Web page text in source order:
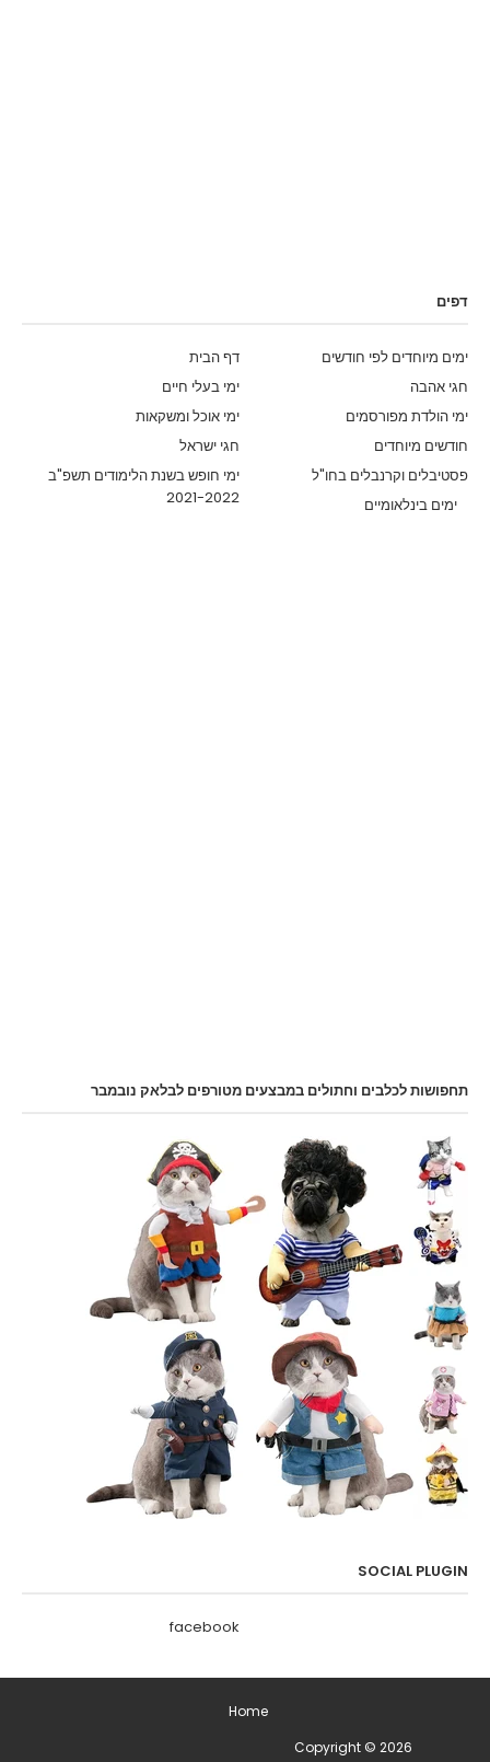
דפים
דף הבית
ימים מיוחדים לפי חודשים
ימי בעלי חיים
חגי אהבה
ימי אוכל ומשקאות
ימי הולדת מפורסמים
חגי ישראל
חודשים מיוחדים
ימי חופש בשנת הלימודים תשפ"ב
2021-2022
פסטיבלים וקרנבלים בחו"ל
ימים בינלאומיים
תחפושות לכלבים וחתולים במבצעים מטורפים לבלאק נובמבר
SOCIAL PLUGIN
facebook
Home
Copyright © 2026